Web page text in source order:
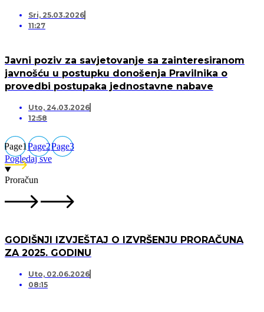
Sri, 25.03.2026
11:27
Javni poziv za savjetovanje sa zainteresiranom
javnošću u postupku donošenja Pravilnika o
provedbi postupaka jednostavne nabave
Uto, 24.03.2026
12:58
Page1Page2Page3
Pogledaj sve
Proračun
GODIŠNJI IZVJEŠTAJ O IZVRŠENJU PRORAČUNA
ZA 2025. GODINU
Uto, 02.06.2026
08:15